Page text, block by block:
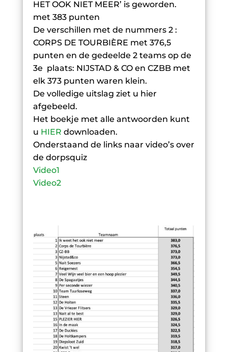
HET OOK NIET MEER’ is geworden.
met 383 punten
De verschillen met de nummers 2 :
CORPS DE TOURBIÈRE met 376,5
punten en de gedeelde 2 teams op de
3e plaats: NIJSTAD & CO en CZBB met
elk 373 punten waren klein.
De volledige uitslag ziet u hier
afgebeeld.
Het boekje met alle antwoorden kunt
u HIER downloaden.
Onderstaand de links naar video’s over
de dorpsquiz
Video1
Video2